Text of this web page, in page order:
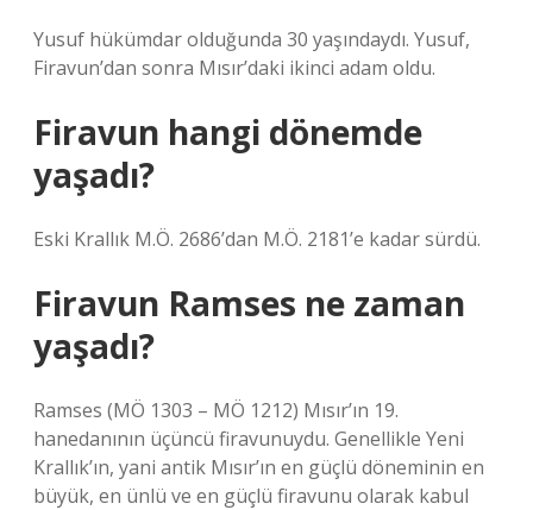
Yusuf hükümdar olduğunda 30 yaşındaydı. Yusuf,
Firavun’dan sonra Mısır’daki ikinci adam oldu.
Firavun hangi dönemde
yaşadı?
Eski Krallık M.Ö. 2686’dan M.Ö. 2181’e kadar sürdü.
Firavun Ramses ne zaman
yaşadı?
Ramses (MÖ 1303 – MÖ 1212) Mısır’ın 19.
hanedanının üçüncü firavunuydu. Genellikle Yeni
Krallık’ın, yani antik Mısır’ın en güçlü döneminin en
büyük, en ünlü ve en güçlü firavunu olarak kabul